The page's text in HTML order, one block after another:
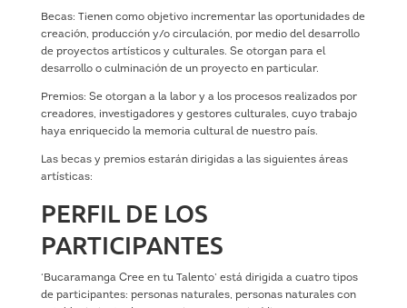
Becas: Tienen como objetivo incrementar las oportunidades de
creación, producción y/o circulación, por medio del desarrollo
de proyectos artísticos y culturales. Se otorgan para el
desarrollo o culminación de un proyecto en particular.
Premios: Se otorgan a la labor y a los procesos realizados por
creadores, investigadores y gestores culturales, cuyo trabajo
haya enriquecido la memoria cultural de nuestro país.
Las becas y premios estarán dirigidas a las siguientes áreas
artísticas:
PERFIL DE LOS
PARTICIPANTES
‘Bucaramanga Cree en tu Talento’ está dirigida a cuatro tipos
de participantes: personas naturales, personas naturales con